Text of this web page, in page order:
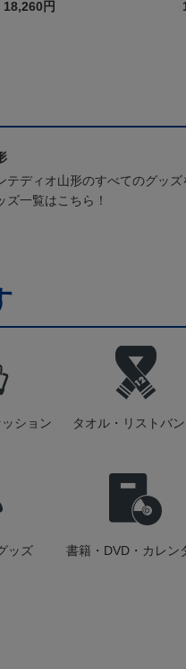
FP1st（長袖）
18,260円
テディオ山形のすべてのグッ
ズ一覧はこちら！
ション
タオル・リストバン
ッズ 書籍・DVD・カレン